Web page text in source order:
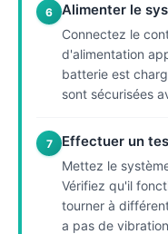
6 Alimenter le
Connectez le
d'alimentation
batterie est
sont sécurisées
7 Effectuer un
Mettez le
Vérifiez qu'il
tourner à
a pas de